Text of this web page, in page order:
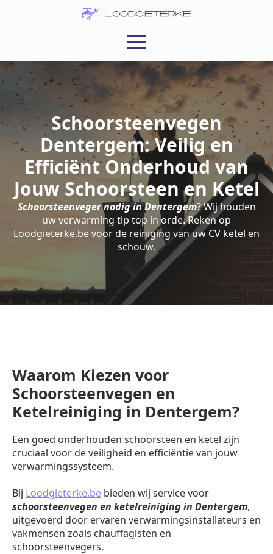
Schoorsteenvegen
Dentergem: Veilig en
Efficiënt Onderhoud van
Jouw Schoorsteen en Ketel
Schoorsteenveger nodig in Dentergem? Wij houden
uw verwarming tip top in orde. Reken op
Loodgieterke.be voor de reiniging van uw CV ketel en
schouw.
Waarom Kiezen voor
Schoorsteenvegen en
Ketelreiniging in Dentergem?
Een goed onderhouden schoorsteen en ketel zijn
cruciaal voor de veiligheid en efficiëntie van jouw
verwarmingssysteem.
Bij Loodgieterke.be bieden wij service voor
schoorsteenvegen en ketelreiniging in Dentergem,
uitgevoerd door ervaren verwarmingsinstallateurs en
vakmensen zoals chauffagisten en
schoorsteenvegers.